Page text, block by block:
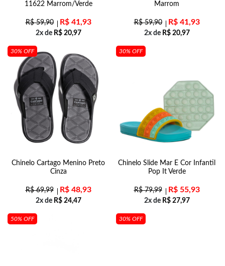
11622 Marrom/Verde
R$59,90 R$41,93
2x de R$20,97
Marrom
R$59,90 R$41,93
2x de R$20,97
30% OFF
Chinelo Cartago Menino Preto
Cinza
R$69,99 R$48,93
2x de R$24,47
30% OFF
Chinelo Slide Mar E Cor Infantil
Pop It Verde
R$79,99 R$55,93
2x de R$27,97
50% OFF 30% OFF